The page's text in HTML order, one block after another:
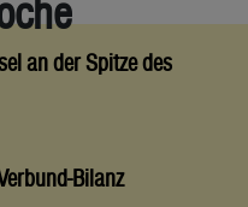
an der Spitze des
Bilanz